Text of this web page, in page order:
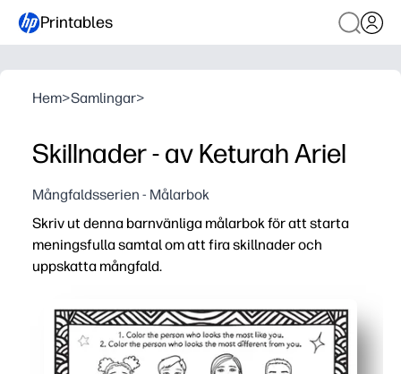
Printables
Hem>Samlingar>
Skillnader - av Keturah Ariel
Mångfaldsserien - Målarbok
Skriv ut denna barnvänliga målarbok för att starta
meningsfulla samtal om att fira skillnader och
uppskatta mångfald.
Inställning utan förberedelser - skriv bara ut och lägg
Praktiskt engagemang - färgläggning håller små
Mångsidig användning - perfekt för